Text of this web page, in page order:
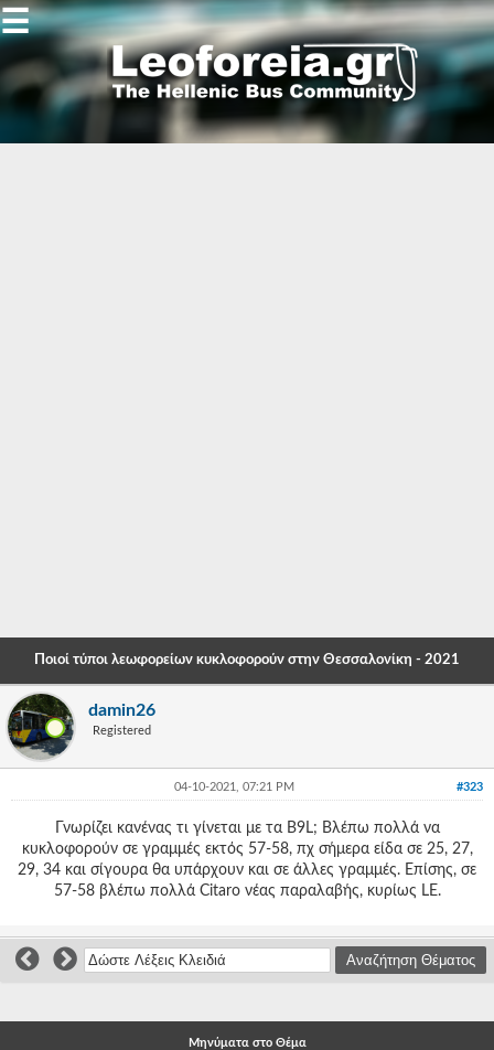
Gallery
-
-
-
-
-
-
-
-
☰
Ποιοί τύποι λεωφορείων κυκλοφορούν στην Θεσσαλονίκη - 2021
damin26
Registered
#323
04-10-2021, 07:21 PM
Γνωρίζει κανένας τι γίνεται με τα B9L; Βλέπω πολλά να
κυκλοφορούν σε γραμμές εκτός 57-58, πχ σήμερα είδα σε 25, 27,
29, 34 και σίγουρα θα υπάρχουν και σε άλλες γραμμές. Επίσης, σε
57-58 βλέπω πολλά Citaro νέας παραλαβής, κυρίως LE.
Μηνύματα στο Θέμα